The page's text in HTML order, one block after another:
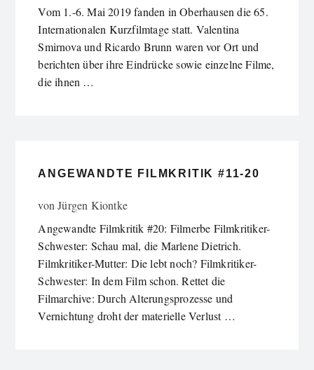
Vom 1.-6. Mai 2019 fanden in Oberhausen die 65.
Internationalen Kurzfilmtage statt. Valentina
Smirnova und Ricardo Brunn waren vor Ort und
berichten über ihre Eindrücke sowie einzelne Filme,
die ihnen …
ANGEWANDTE FILMKRITIK #11-20
vonJürgen Kiontke
Angewandte Filmkritik #20: Filmerbe Filmkritiker-
Schwester: Schau mal, die Marlene Dietrich.
Filmkritiker-Mutter: Die lebt noch? Filmkritiker-
Schwester: In dem Film schon. Rettet die
Filmarchive: Durch Alterungsprozesse und
Vernichtung droht der materielle Verlust …